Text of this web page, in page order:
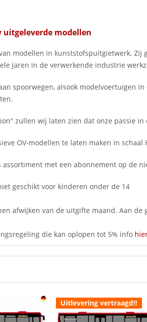
uitgeleverde modellen
modellen in kunststofspuitgietwerk. Zij
jaren in de verwerkende industrie
spoorwegen, alsook modelvoertuigen in
zullen wij laten zien dat onze passie
OV-modellen te laten maken in schaal
met een abonnement op de
geschikt voor kinderen onder de 14
afwijken van de uitgifte maand. Aan de
die kan oplopen tot 5% info
Uitlevering vertraagd!!